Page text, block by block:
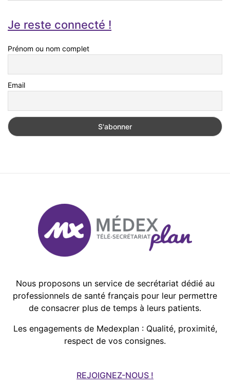
Je reste connecté !
Prénom ou nom complet
Email
Nous proposons un service de secrétariat dédié au
professionnels de santé français pour leur permettre
de consacrer plus de temps à leurs patients.
Les engagements de Medexplan : Qualité, proximité,
respect de vos consignes.
REJOIGNEZ-NOUS !